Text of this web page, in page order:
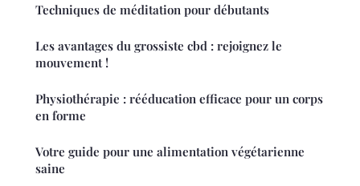
Techniques de méditation pour débutants
Les avantages du grossiste cbd : rejoignez le
mouvement !
Physiothérapie : rééducation efficace pour un corps
en forme
Votre guide pour une alimentation végétarienne
saine